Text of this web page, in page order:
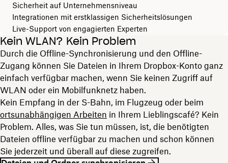
Sicherheit auf Unternehmensniveau
Integrationen mit erstklassigen Sicherheitslösungen
Live-Support von engagierten Experten
Kein WLAN? Kein Problem
Durch die Offline-Synchronisierung und den Offline-
Zugang können Sie Dateien in Ihrem Dropbox-Konto ganz
einfach verfügbar machen, wenn Sie keinen Zugriff auf
WLAN oder ein Mobilfunknetz haben.
Kein Empfang in der S-Bahn, im Flugzeug oder beim
ortsunabhängigen Arbeiten in Ihrem Lieblingscafé? Kein
Problem. Alles, was Sie tun müssen, ist, die benötigten
Dateien offline verfügbar zu machen und schon können
Sie jederzeit und überall auf diese zugreifen.